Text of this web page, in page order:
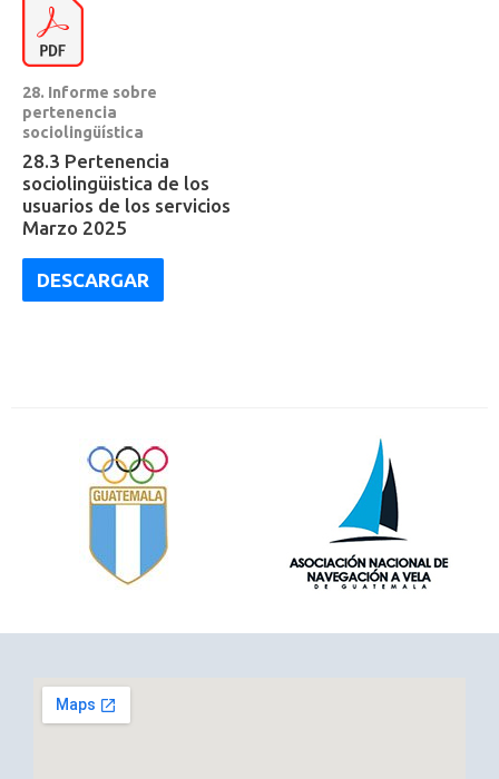
28. Informe sobre
pertenencia
sociolingüística
28.3 Pertenencia
sociolingüistica de los
usuarios de los servicios
Marzo 2025
DESCARGAR